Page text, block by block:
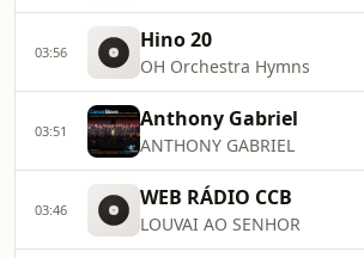
03:56 Hino 20
OH Orchestra Hymns
03:51 Anthony Gabriel
ANTHONY GABRIEL
03:46 WEB RÁDIO CCB
LOUVAI AO SENHOR